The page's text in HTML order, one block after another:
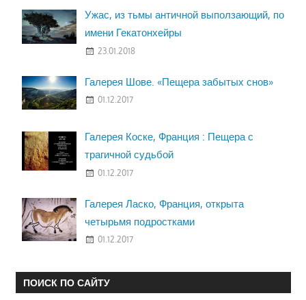
Ужас, из тьмы античной выползающий, по
имени Гекатонхейры
23.01.2018
Галерея Шове. «Пещера забытых снов»
01.12.2017
Галерея Коске, Франция : Пещера с
трагичной судьбой
01.12.2017
Галерея Ласко, Франция, открыта
четырьмя подростками
01.12.2017
ПОИСК ПО САЙТУ